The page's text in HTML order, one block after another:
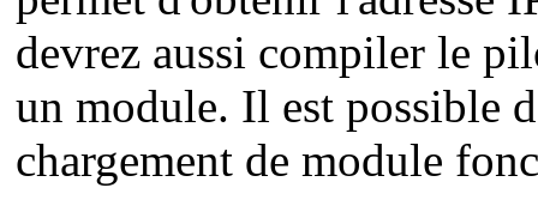
devrez aussi compiler le
un module. Il est possible
chargement de module